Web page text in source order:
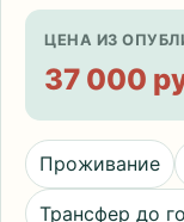
ЦЕНА ИЗ
37 000
Проживание
Трансфер до